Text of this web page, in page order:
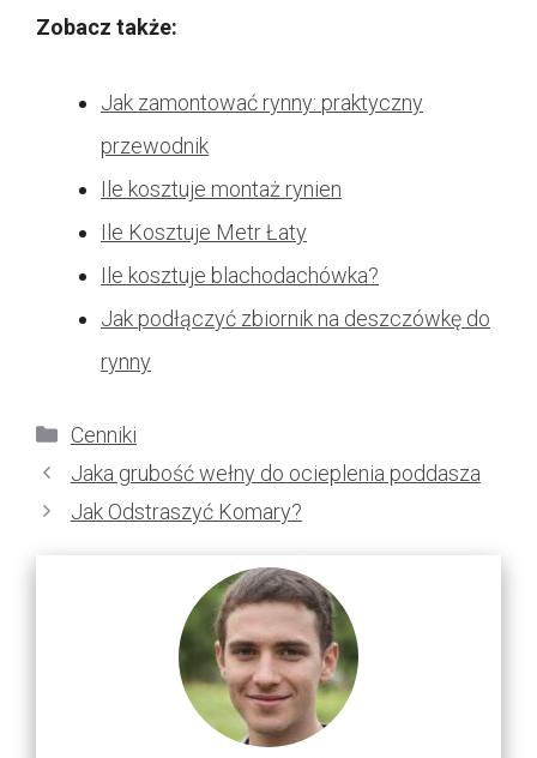
Zobacz także:
Jak zamontować rynny: praktyczny
przewodnik
Ile kosztuje montaż rynien
Ile Kosztuje Metr Łaty
Ile kosztuje blachodachówka?
Jak podłączyć zbiornik na deszczówkę do
rynny
Kategorie
Cenniki
Jaka grubość wełny do ocieplenia poddasza
Jak Odstraszyć Komary?